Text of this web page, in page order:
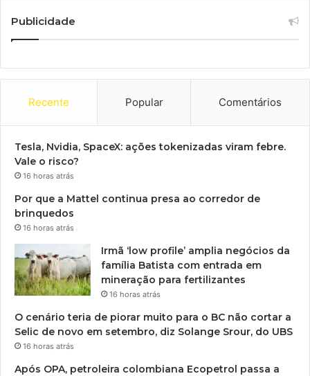
Publicidade
Recente Popular Comentários
Tesla, Nvidia, SpaceX: ações tokenizadas viram febre.
Vale o risco?
16 horas atrás
Por que a Mattel continua presa ao corredor de
brinquedos
16 horas atrás
Irmã ‘low profile’ amplia negócios da
família Batista com entrada em
mineração para fertilizantes
16 horas atrás
O cenário teria de piorar muito para o BC não cortar a
Selic de novo em setembro, diz Solange Srour, do UBS
16 horas atrás
Após OPA, petroleira colombiana Ecopetrol passa a